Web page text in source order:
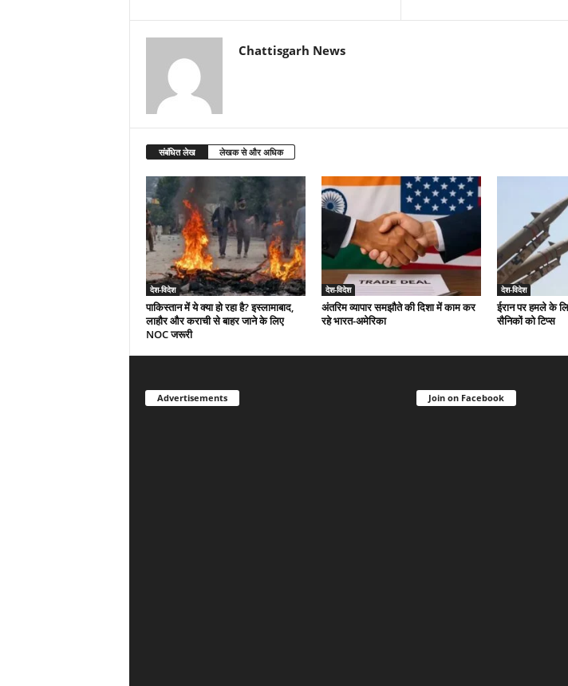
Chattisgarh News
संबंधित लेख लेखक से और अधिक
देश-विदेश
पाकिस्तान में ये क्या हो रहा है? इस्लामाबाद,
लाहौर और कराची से बाहर जाने के लिए
NOC जरूरी
देश-विदेश
अंतरिम व्यापार समझौते की दिशा में काम कर
रहे भारत-अमेरिका
देश-विदेश
ईरान पर हमले के
सैनिकों को टिप्स
Advertisements Join on Facebook